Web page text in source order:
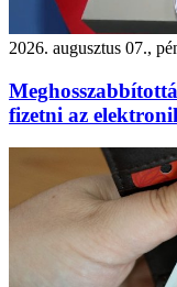
2026. augusztus 07.,
fizetni az